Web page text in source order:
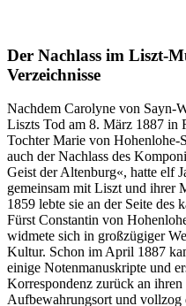
Der Nachlass im Liszt-
Verzeichnisse
Nachdem Carolyne von Sayn-
Liszts Tod am 8. März 1887 in
Tochter Marie von Hohenlohe-
auch der Nachlass des
Geist der Altenburg«, hatte elf
gemeinsam mit Liszt und ihrer
1859 lebte sie an der Seite des
Fürst Constantin von
widmete sich in großzügiger
Kultur. Schon im April 1887
einige Notenmanuskripte und
Korrespondenz zurück an ihren
Aufbewahrungsort und vollzog